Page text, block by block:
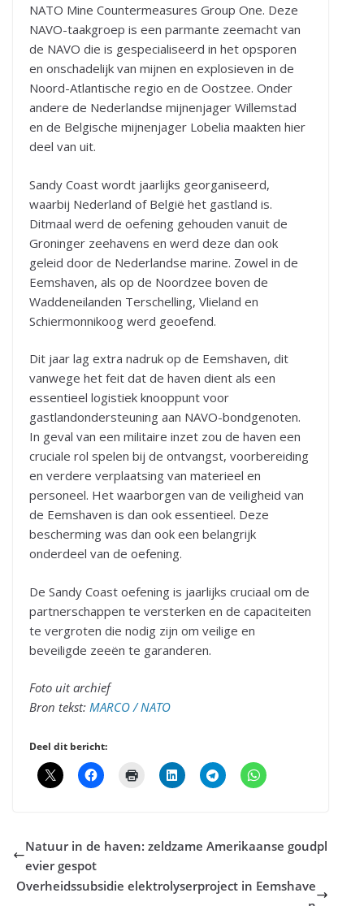
NATO Mine Countermeasures Group One. Deze
NAVO-taakgroep is een parmante zeemacht van
de NAVO die is gespecialiseerd in het opsporen
en onschadelijk van mijnen en explosieven in de
Noord-Atlantische regio en de Oostzee. Onder
andere de Nederlandse mijnenjager Willemstad
en de Belgische mijnenjager Lobelia maakten hier
deel van uit.
Sandy Coast wordt jaarlijks georganiseerd,
waarbij Nederland of België het gastland is.
Ditmaal werd de oefening gehouden vanuit de
Groninger zeehavens en werd deze dan ook
geleid door de Nederlandse marine. Zowel in de
Eemshaven, als op de Noordzee boven de
Waddeneilanden Terschelling, Vlieland en
Schiermonnikoog werd geoefend.
Dit jaar lag extra nadruk op de Eemshaven, dit
vanwege het feit dat de haven dient als een
essentieel logistiek knooppunt voor
gastlandondersteuning aan NAVO-bondgenoten.
In geval van een militaire inzet zou de haven een
cruciale rol spelen bij de ontvangst, voorbereiding
en verdere verplaatsing van materieel en
personeel. Het waarborgen van de veiligheid van
de Eemshaven is dan ook essentieel. Deze
bescherming was dan ook een belangrijk
onderdeel van de oefening.
De Sandy Coast oefening is jaarlijks cruciaal om de
partnerschappen te versterken en de capaciteiten
te vergroten die nodig zijn om veilige en
beveiligde zeeën te garanderen.
Foto uit archief
Bron tekst: MARCO / NATO
Deel dit bericht:
Natuur in de haven: zeldzame Amerikaanse goudpl
evier gespot
Overheidssubsidie elektrolyserproject in Eemshave